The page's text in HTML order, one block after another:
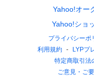
Yahoo!オー
Yahoo!ショ
プライバシーポ
利用規約
LYPプ
特定商取引法
ご意見・ご